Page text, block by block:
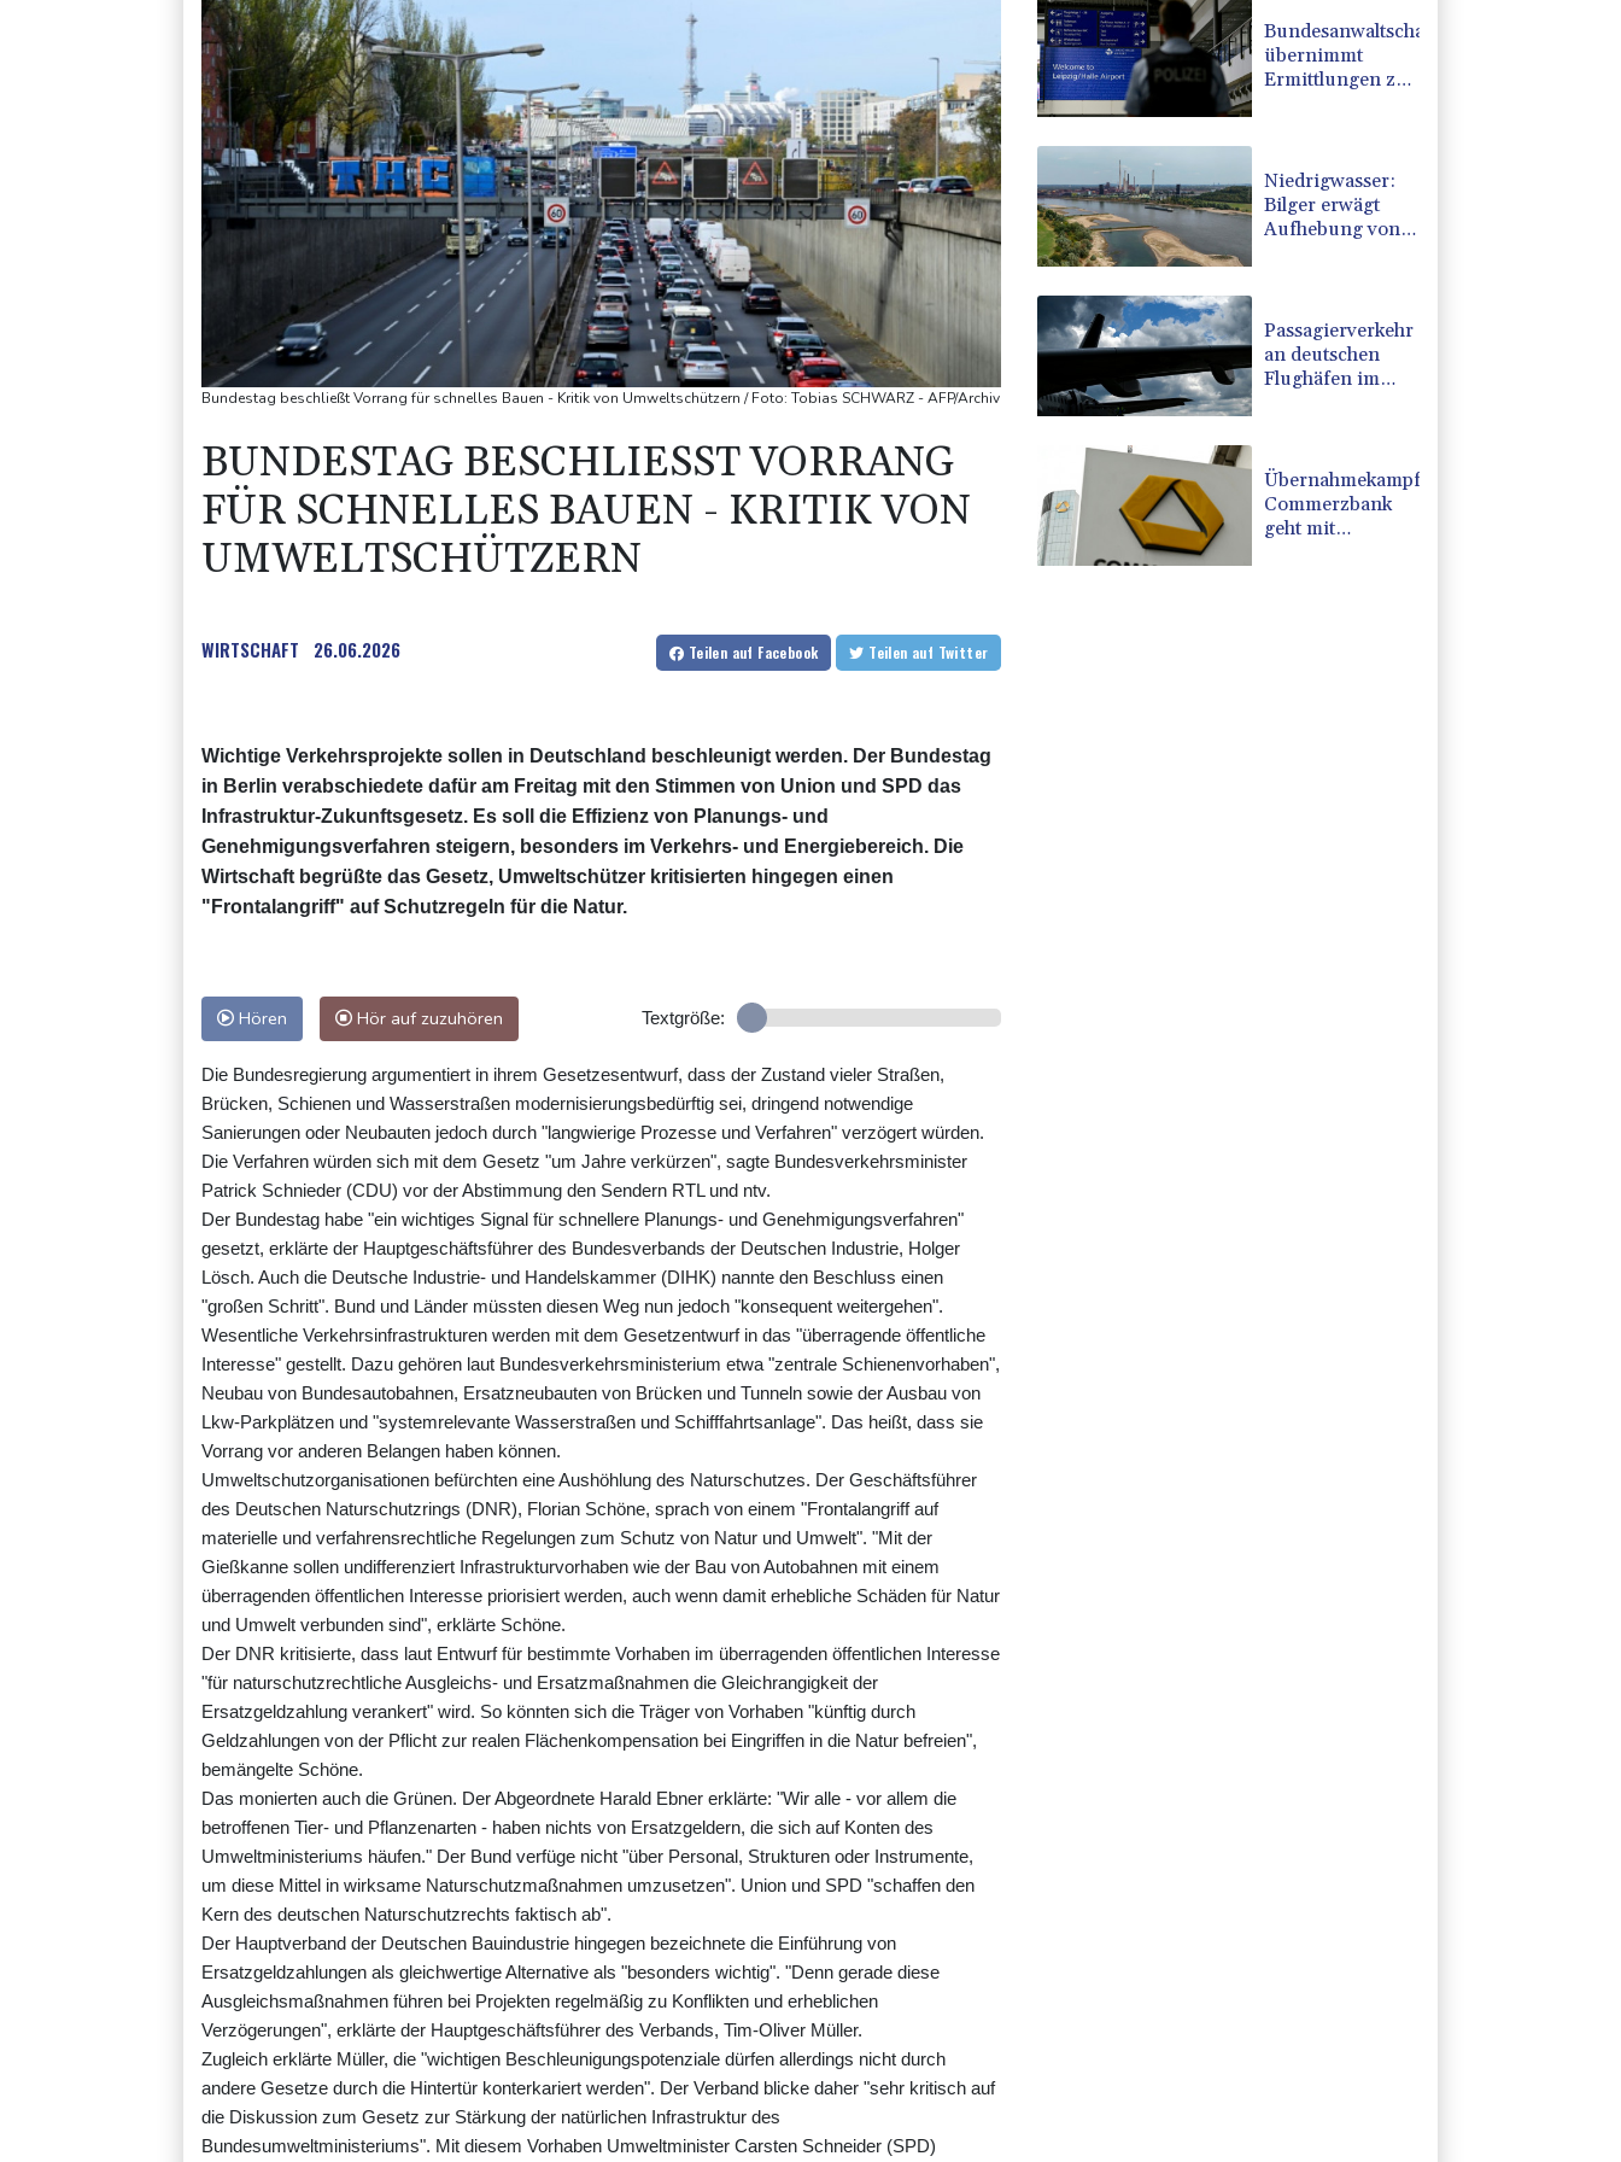
Bundestag beschließt Vorrang für schnelles Bauen - Kritik von Umweltschützern / Foto: Tobias SCHWARZ - AFP/Archiv
BUNDESTAG BESCHLIESST VORRANG F
ÜR SCHNELLES BAUEN - KRITIK VON U
MWELTSCHÜTZERN
WIRTSCHAFT 26.06.2026 Teilen auf Facebook Teilen auf Twitter
Wichtige Verkehrsprojekte sollen in Deutschland beschleunigt werden. Der Bundestag
in Berlin verabschiedete dafür am Freitag mit den Stimmen von Union und SPD das
Infrastruktur-Zukunftsgesetz. Es soll die Effizienz von Planungs- und
Genehmigungsverfahren steigern, besonders im Verkehrs- und Energiebereich. Die
Wirtschaft begrüßte das Gesetz, Umweltschützer kritisierten hingegen einen
"Frontalangriff" auf Schutzregeln für die Natur.
Hören Hör auf zuzuhören Textgröße:
Die Bundesregierung argumentiert in ihrem Gesetzesentwurf, dass der Zustand vieler Straßen,
Brücken, Schienen und Wasserstraßen modernisierungsbedürftig sei, dringend notwendige
Sanierungen oder Neubauten jedoch durch "langwierige Prozesse und Verfahren" verzögert würden.
Die Verfahren würden sich mit dem Gesetz "um Jahre verkürzen", sagte Bundesverkehrsminister
Patrick Schnieder (CDU) vor der Abstimmung den Sendern RTL und ntv.
Der Bundestag habe "ein wichtiges Signal für schnellere Planungs- und Genehmigungsverfahren"
gesetzt, erklärte der Hauptgeschäftsführer des Bundesverbands der Deutschen Industrie, Holger
Lösch. Auch die Deutsche Industrie- und Handelskammer (DIHK) nannte den Beschluss einen
"großen Schritt". Bund und Länder müssten diesen Weg nun jedoch "konsequent weitergehen".
Wesentliche Verkehrsinfrastrukturen werden mit dem Gesetzentwurf in das "überragende öffentliche
Interesse" gestellt. Dazu gehören laut Bundesverkehrsministerium etwa "zentrale Schienenvorhaben",
Neubau von Bundesautobahnen, Ersatzneubauten von Brücken und Tunneln sowie der Ausbau von
Lkw-Parkplätzen und "systemrelevante Wasserstraßen und Schifffahrtsanlage". Das heißt, dass sie
Vorrang vor anderen Belangen haben können.
Umweltschutzorganisationen befürchten eine Aushöhlung des Naturschutzes. Der Geschäftsführer
des Deutschen Naturschutzrings (DNR), Florian Schöne, sprach von einem "Frontalangriff auf
materielle und verfahrensrechtliche Regelungen zum Schutz von Natur und Umwelt". "Mit der
Gießkanne sollen undifferenziert Infrastrukturvorhaben wie der Bau von Autobahnen mit einem
überragenden öffentlichen Interesse priorisiert werden, auch wenn damit erhebliche Schäden für Natur
und Umwelt verbunden sind", erklärte Schöne.
Der DNR kritisierte, dass laut Entwurf für bestimmte Vorhaben im überragenden öffentlichen Interesse
"für naturschutzrechtliche Ausgleichs- und Ersatzmaßnahmen die Gleichrangigkeit der
Ersatzgeldzahlung verankert" wird. So könnten sich die Träger von Vorhaben "künftig durch
Geldzahlungen von der Pflicht zur realen Flächenkompensation bei Eingriffen in die Natur befreien",
bemängelte Schöne.
Das monierten auch die Grünen. Der Abgeordnete Harald Ebner erklärte: "Wir alle - vor allem die
betroffenen Tier- und Pflanzenarten - haben nichts von Ersatzgeldern, die sich auf Konten des
Umweltministeriums häufen." Der Bund verfüge nicht "über Personal, Strukturen oder Instrumente,
um diese Mittel in wirksame Naturschutzmaßnahmen umzusetzen". Union und SPD "schaffen den
Kern des deutschen Naturschutzrechts faktisch ab".
Der Hauptverband der Deutschen Bauindustrie hingegen bezeichnete die Einführung von
Ersatzgeldzahlungen als gleichwertige Alternative als "besonders wichtig". "Denn gerade diese
Ausgleichsmaßnahmen führen bei Projekten regelmäßig zu Konflikten und erheblichen
Verzögerungen", erklärte der Hauptgeschäftsführer des Verbands, Tim-Oliver Müller.
Zugleich erklärte Müller, die "wichtigen Beschleunigungspotenziale dürfen allerdings nicht durch
andere Gesetze durch die Hintertür konterkariert werden". Der Verband blicke daher "sehr kritisch auf
die Diskussion zum Gesetz zur Stärkung der natürlichen Infrastruktur des
Bundesumweltministeriums". Mit diesem Vorhaben Umweltminister Carsten Schneider (SPD)
Bundesanwaltschaft
übernimmt
Ermittlungen zu
Niedrigwasser:
Bilger erwägt
Aufhebung von
Passagierverkehr
an deutschen
Flughäfen im
Übernahmekampf:
Commerzbank
geht mit